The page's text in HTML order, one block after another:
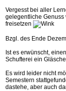
Vergesst bei aller
gelegentliche Genuss
freisetzen
Bzgl. des Ende
Ist es erwünscht,
Schufterei ein
Es wird leider nicht
Semestern
dastehe, aber auch